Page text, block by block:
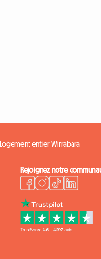
Logement entier Wirrabara
Rejoignez notre